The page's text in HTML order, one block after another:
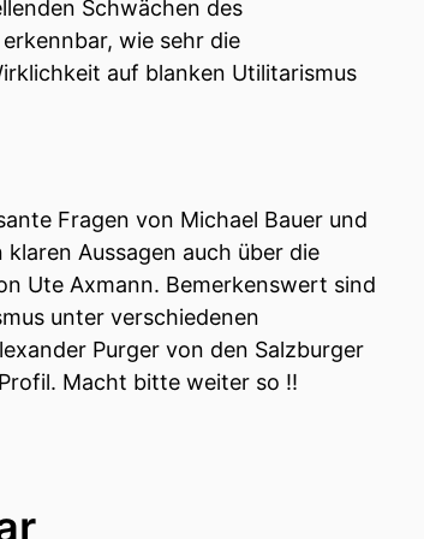
Fragen stellt, achten
bringt.
Magister Michael Bauer und
und hat in dieser
Schwächen des
wie sehr die
auf blanken Utilitarismus
Fragen von Michael Bauer und
Aussagen auch über die
Ute Axmann. Bemerkenswert sind
unter verschiedenen
Purger von den Salzburger
Macht bitte weiter so !!